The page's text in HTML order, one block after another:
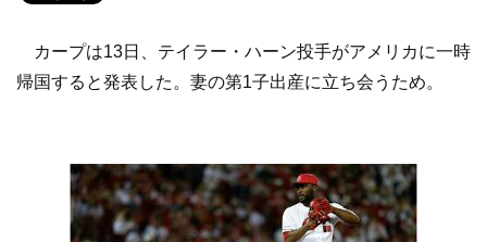
カープは13日、テイラー・ハーン投手がアメリカに一時
帰国すると発表した。妻の第1子出産に立ち会うため。